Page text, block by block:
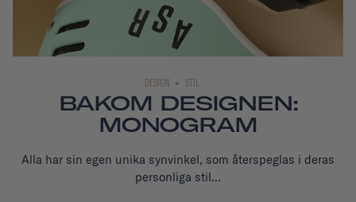
DESIGN STIL
BAKOM DESIGNEN:
MONOGRAM
Alla har sin egen unika synvinkel, som återspeglas i deras
personliga stil...